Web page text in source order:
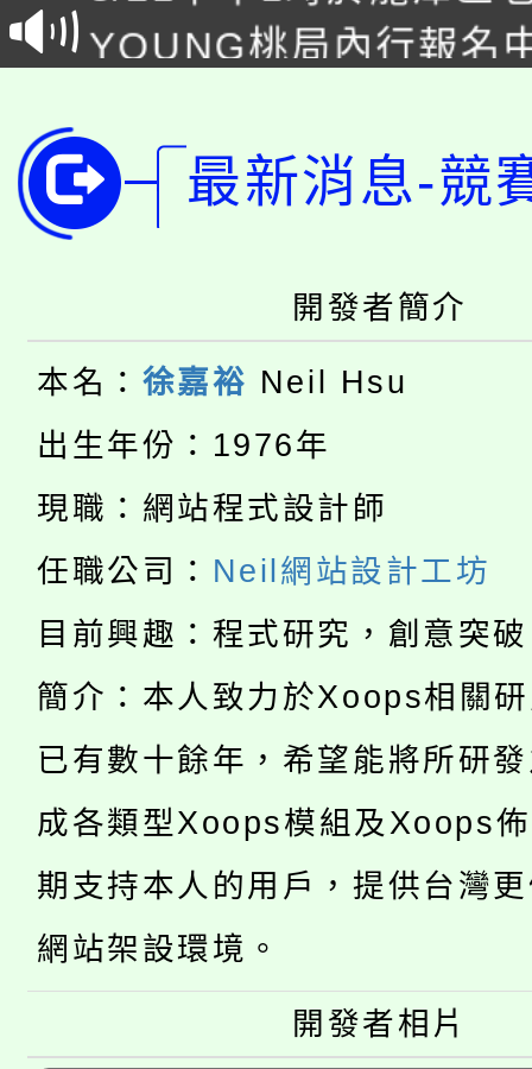
徵才活動。
YOUNG桃局內行報名
開!
115年桃園市運動會8/
田徑場及游泳池舉行。
桃園市低收入戶享有免
半價優惠，詳情可洽有
者。
份教師增能研習
大溪自造教育及科技
份教師研習
淨零綠生活教案入校路
會
115年食農教育專業人
程
「本色祭」8/29、30在
場熱烈登場!
8/21下午1時於龍潭區
徵才活動。
YOUNG桃局內行報名
局官網。
8月14至27日，桃園電
開!
115年桃園市運動會8/
田徑場及游泳池舉行。
桃園市低收入戶享有免
視費優惠，中低收入戶
半價優惠，詳情可洽有
者。
大園自造教育及科技中
份教師增能研習
份教師研習
淨零綠生活教案入校路
會115年食農教育專業人
最新消息-競
開發者簡介
本名： 徐嘉裕 Neil Hsu
出生年份：1976年
現職：網站程式設計師
任職公司： Neil網站設計工坊
目前興趣：程式研究，創意突
簡介：本人致力於Xoops相關
已有數十餘年，希望能將所研
成各類型Xoops模組及Xoops
期支持本人的用戶，提供台灣
網站架設環境。
開發者相片